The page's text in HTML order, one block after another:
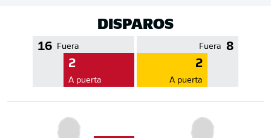
DISPAROS
16 Fuera
2
A puerta
8
Fuera
2
A puerta